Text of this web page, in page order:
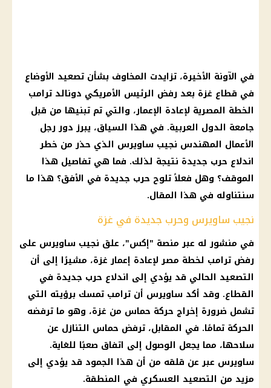
في الآونة الأخيرة، تزايدت المخاوف بشأن تصعيد الأوضاع
في قطاع غزة بعد رفض الرئيس الأمريكي دونالد ترامب
الخطة المصرية لإعادة الإعمار، والتي تم تبنيها من قبل
جامعة الدول العربية. في هذا السياق، يبرز دور رجل
الأعمال المهندس نجيب ساويرس الذي حذر من خطر
اندلاع حرب جديدة نتيجة لذلك. فما هي تفاصيل هذا
الموقف؟ وهل فعلاً تلوح حرب جديدة في الأفق؟ هذا ما
سنتناوله في هذا المقال.
نجيب ساويرس وحرب جديدة في غزة
في منشور له عبر منصة "إكس"، علق نجيب ساويرس على
رفض ترامب لخطة مصر لإعادة إعمار غزة، مشيرًا إلى أن
التصعيد الحالي قد يؤدي إلى اندلاع حرب جديدة في
القطاع. وقد أكد ساويرس أن ترامب تمسك برؤيته التي
تشمل ضرورة إخراج حركة حماس من غزة، وهو ما ترفضه
الحركة تمامًا. في المقابل، ترفض حماس التنازل عن
سلاحها، مما يجعل الوصول إلى اتفاق صعبًا للغاية.
ساويرس عبر عن قلقه من أن هذا الجمود قد يؤدي إلى
مزيد من التصعيد العسكري في المنطقة.